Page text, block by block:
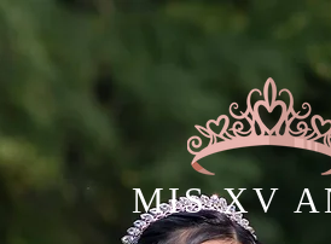
MIS XV